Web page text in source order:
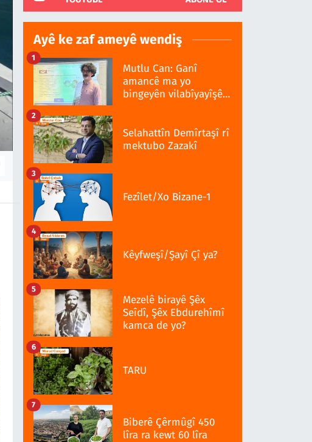
Ayê ke zaf ameyê wendiş
Mutlu Can: Ganî
amancê ma yo
bingeyên vilabîyayîşê
1
Selahattîn Demîrtaşî rî
mektubo Zazakî
2
Fezîlet/Xo Bizane-1
3
Kêyfweşî/Şayî Çî ya?
4
Mezelê birayê Şêx
Seîdî, Şêx Ebdurehîmî
kamca de yo?
5
TARU
6
Biberê Çêrmûgî 450
lîra ra kewt 60 lîra
7